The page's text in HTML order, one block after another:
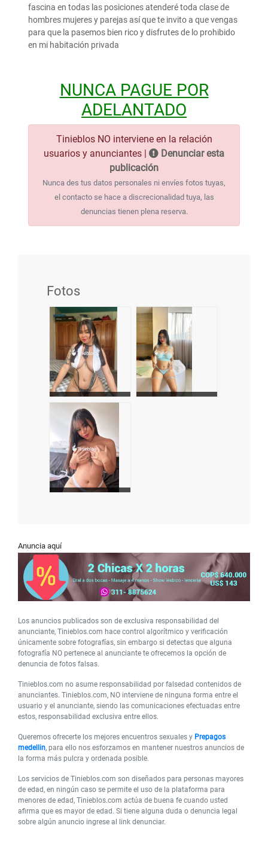
fascina en todas las posiciones atenderé toda clase de
hombres mujeres y parejas así que te invito a que vengas
para que la pasemos bien rico y disfrutes de lo prohibido
en mi habitación privada
NUNCA PAGUE POR
ADELANTADO
Tinieblos NO interviene en la relación
usuarios y anunciantes |
Denunciar esta
publicación
Nunca des tus datos personales ni envíes fotos tuyas,
el contacto se hace a discrecionalidad tuya, las
denuncias tienen plena reserva.
Fotos
Anuncia aquí
Los anuncios publicados son de exclusiva responsabilidad del
anunciante, Tinieblos.com hace control algorítmico y verificación
únicamente sobre fotografías, sin embargo si detectas que alguna
fotografía NO pertenece al anunciante te ofrecemos la opción de
denuncia de fotos falsas.
Tinieblos.com no asume responsabilidad por falsedad contenidos de
anunciantes. Tinieblos.com, NO interviene de ninguna forma entre el
usuario y el anunciante, siendo las comunicaciones efectuadas entre
estos, responsabilidad exclusiva entre ellos.
Queremos ofrecerte los mejores encuentros sexuales y Prepagos
medellin, para ello nos esforzamos en mantener nuestros anuncios de
la forma más pulcra y ordenada posible.
Los servicios de Tinieblos.com son diseñados para personas mayores
de edad, en ningún caso se permite el uso de la plataforma para
menores de edad, Tinieblos.com actúa de buena fe cuando usted
afirma que es mayor de edad. Si tiene alguna duda o denuncia legal
sobre algún anuncio ingrese al link denunciar.